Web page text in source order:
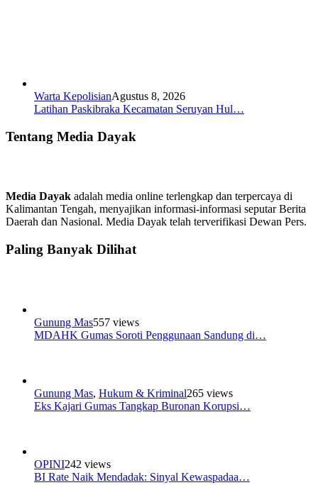
Warta KepolisianAgustus 8, 2026
Latihan Paskibraka Kecamatan Seruyan Hul…
Tentang Media Dayak
Media Dayak adalah media online terlengkap dan terpercaya di
Kalimantan Tengah, menyajikan informasi-informasi seputar Berita
Daerah dan Nasional. Media Dayak telah terverifikasi Dewan Pers.
Paling Banyak Dilihat
Gunung Mas557 views
MDAHK Gumas Soroti Penggunaan Sandung di…
Gunung Mas, Hukum & Kriminal265 views
Eks Kajari Gumas Tangkap Buronan Korupsi…
OPINI242 views
BI Rate Naik Mendadak: Sinyal Kewaspadaa…